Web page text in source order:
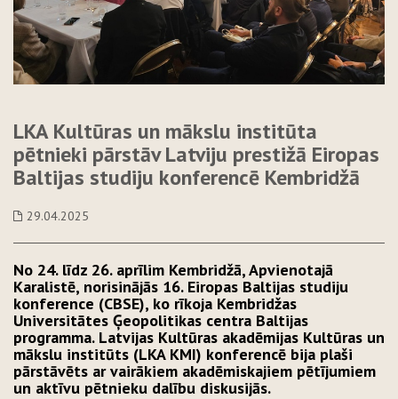
LKA Kultūras un mākslu institūta
pētnieki pārstāv Latviju prestižā Eiropas
Baltijas studiju konferencē Kembridžā
29.04.2025
No 24. līdz 26. aprīlim Kembridžā, Apvienotajā
Karalistē, norisinājās 16. Eiropas Baltijas studiju
konference (CBSE), ko rīkoja Kembridžas
Universitātes Ģeopolitikas centra Baltijas
programma. Latvijas Kultūras akadēmijas Kultūras un
mākslu institūts (LKA KMI) konferencē bija plaši
pārstāvēts ar vairākiem akadēmiskajiem pētījumiem
un aktīvu pētnieku dalību diskusijās.